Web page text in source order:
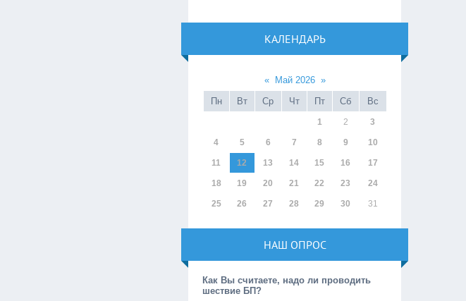
КАЛЕНДАРЬ
« Май 2026 »
Пн
Вт Ср Чт Пт Сб Вс
1 2 3
4 5 6 7 8 9 10
11 12 13 14 15 16 17
18 19 20 21 22 23 24
25 26 27 28 29 30 31
НАШ ОПРОС
Как Вы считаете, надо ли проводить
шествие БП?